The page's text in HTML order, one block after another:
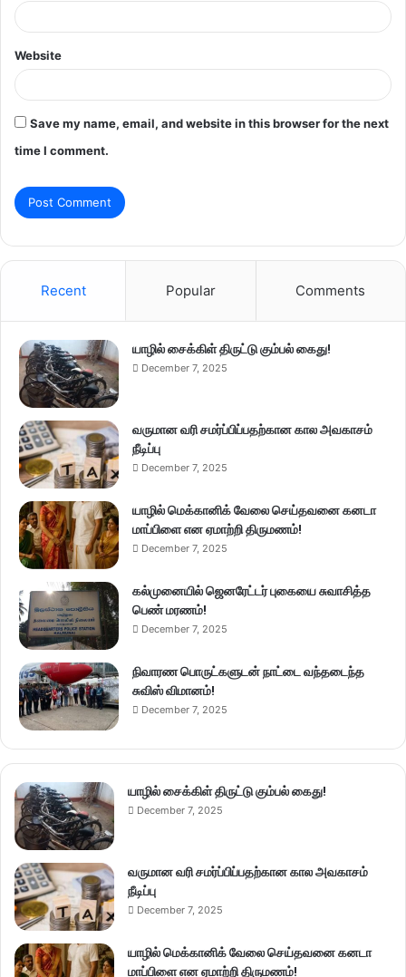
Website
Save my name, email, and website in this browser for the next
time I comment.
Recent Popular Comments
யாழில் சைக்கிள் திருட்டு கும்பல் கைது!
December 7, 2025
வருமான வரி சமர்ப்பிப்பதற்கான கால அவகாசம்
நீடிப்பு
December 7, 2025
யாழில் மெக்கானிக் வேலை செய்தவனை கனடா
மாப்பிளை என ஏமாற்றி திருமணம்!
December 7, 2025
கல்முனையில் ஜெனரேட்டர் புகையை சுவாசித்த
பெண் மரணம்!
December 7, 2025
நிவாரண பொருட்களுடன் நாட்டை வந்தடைந்த
சுவிஸ் விமானம்!
December 7, 2025
யாழில் சைக்கிள் திருட்டு கும்பல் கைது!
December 7, 2025
வருமான வரி சமர்ப்பிப்பதற்கான கால அவகாசம்
நீடிப்பு
December 7, 2025
யாழில் மெக்கானிக் வேலை செய்தவனை கனடா
மாப்பிளை என ஏமாற்றி திருமணம்!